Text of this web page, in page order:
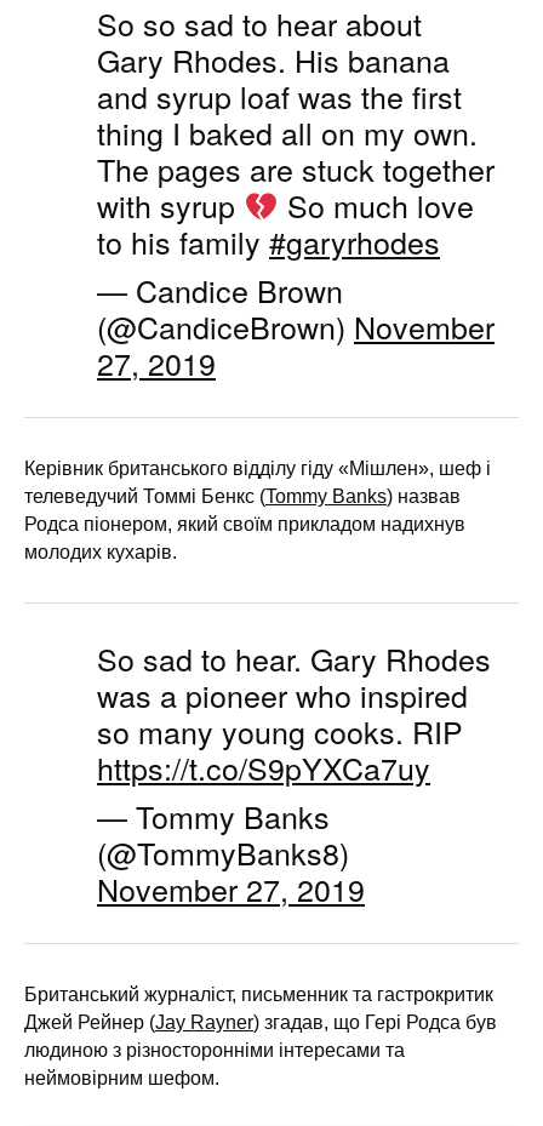
So so sad to hear about
Gary Rhodes. His banana
and syrup loaf was the first
thing I baked all on my own.
The pages are stuck together
with syrup
So much love
to his family #garyrhodes
— Candice Brown
(@CandiceBrown) November
27, 2019
Керівник британського відділу гіду «Мішлен», шеф і
телеведучий Томмі Бенкс (Tommy Banks) назвав
Родса піонером, який своїм прикладом надихнув
молодих кухарів.
So sad to hear. Gary Rhodes
was a pioneer who inspired
so many young cooks. RIP
https://t.co/S9pYXCa7uy
— Tommy Banks
(@TommyBanks8)
November 27, 2019
Британський журналіст, письменник та гастрокритик
Джей Рейнер (Jay Rayner) згадав, що Гері Родса був
людиною з різносторонніми інтересами та
неймовірним шефом.